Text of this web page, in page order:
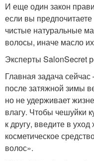
И еще один закон
если вы
чистые натуральные
волосы, иначе масло
Эксперты SalonSecret
Главная задача сейчас
после затяжной зимы
но не удерживает
влагу. Чтобы чешуйки
к другу, введите в
косметическое
волос».